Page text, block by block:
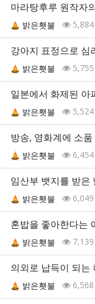
마라탕후루 원작자
밝은횃불 5,884
강아지 표정으로 심
밝은횃불 5,755
일본에서 화제된 아
밝은횃불 5,524
방송, 영화계에 소
밝은횃불 6,454
임산부 뱃지를 받은
밝은횃불 6,049
혼밥을 좋아한다는
밝은횃불 7,139
의외로 납득이 되
밝은횃불 6,568